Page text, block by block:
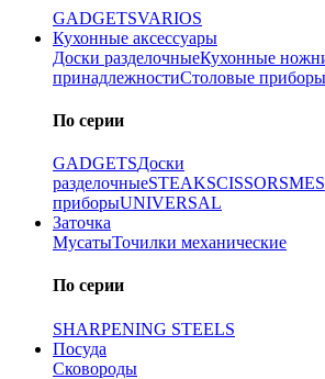
GADGETSVARIOS
Кухонные аксессуары
Доски разделочныеКухонные
принадлежностиСтоловые приборы
По серии
GADGETSДоски
разделочныеSTEAKSCISSORS
приборыUNIVERSAL
Заточка
МусатыТочилки механические
По серии
SHARPENING STEELS
Посуда
Сковороды